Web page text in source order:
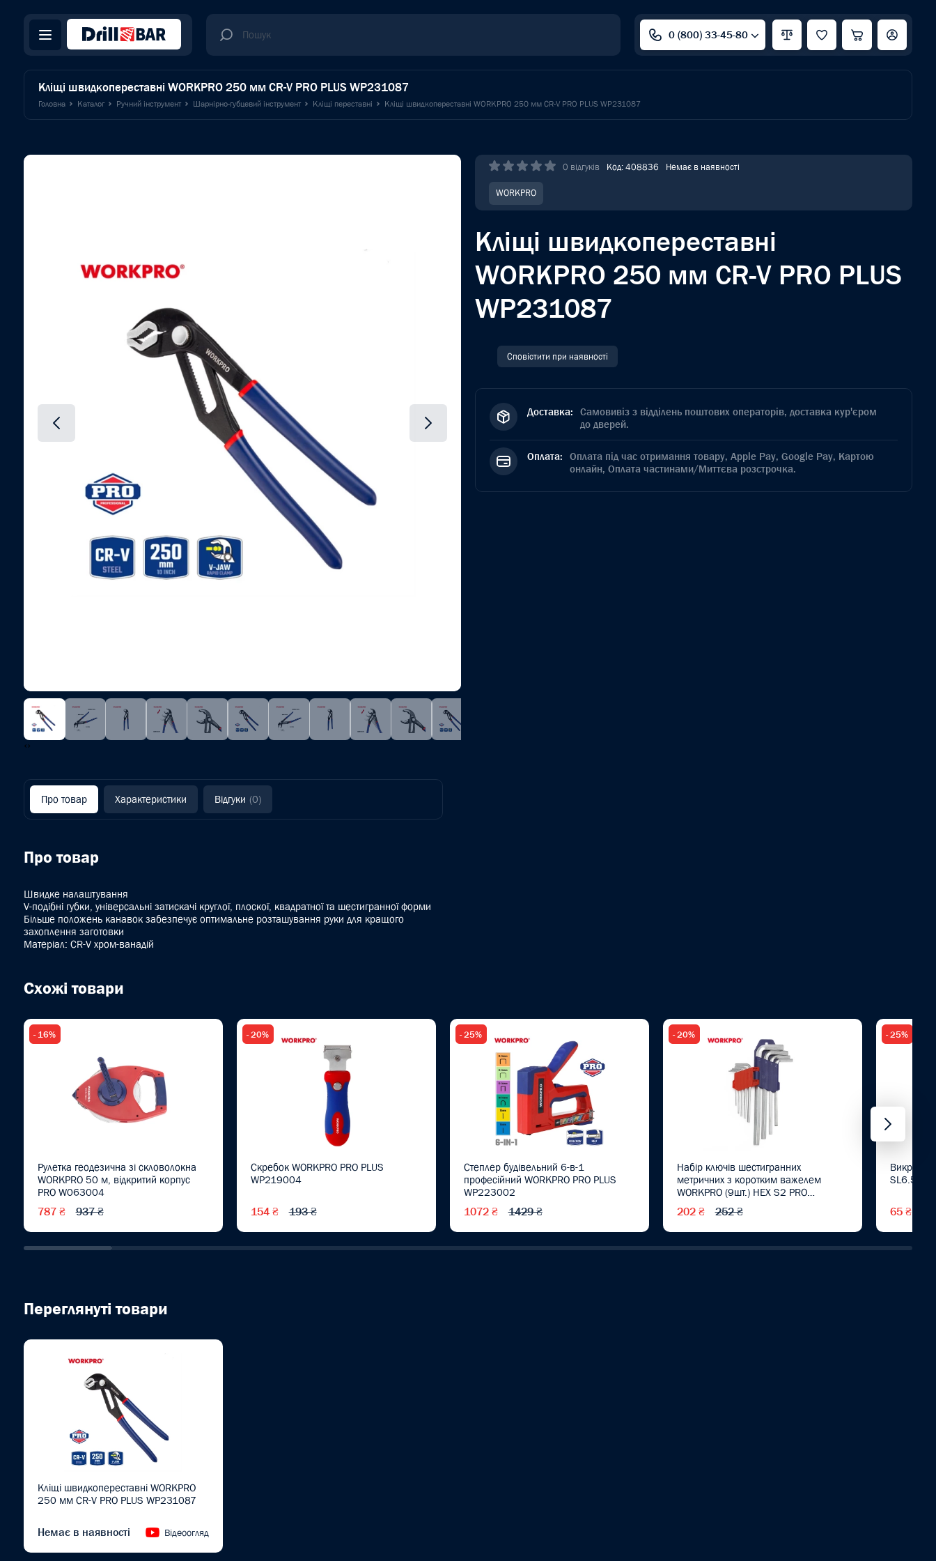
0 (800) 33-45-80
Кліщі швидкопереставні WORKPRO 250 мм CR-V PRO PLUS WP231087
Головна Каталог Ручний інструмент Шарнірно-губцевий інструмент Кліщі переставні Кліщі швидкопереставні WORKPRO 250 мм CR-V PRO PLUS WP231087
‹›
0 відгуків Код: 408836 Немає в наявності
WORKPRO
Кліщі швидкопереставні
WORKPRO 250 мм CR-V PRO PLUS
WP231087
Сповістити при наявності
Доставка: Самовивіз з відділень поштових операторів, доставка кур'єром
до дверей.
Оплата: Оплата під час отримання товару, Apple Pay, Google Pay, Картою
онлайн, Оплата частинами/Миттєва розстрочка.
Про товар Характеристики Відгуки (0)
Про товар
Швидке налаштування
V-подібні губки, універсальні затискачі круглої, плоскої, квадратної та шестигранної форми
Більше положень канавок забезпечує оптимальне розташування руки для кращого
захоплення заготовки
Матеріал: CR-V хром-ванадій
Схожі товари
- 16%
Рулетка геодезична зі скловолокна
WORKPRO 50 м, відкритий корпус
PRO W063004
787 ₴ 937 ₴
- 20%
Скребок WORKPRO PRO PLUS
WP219004
154 ₴ 193 ₴
- 25%
Степлер будівельний 6-в-1
професійний WORKPRO PRO PLUS
WP223002
1072 ₴ 1429 ₴
- 20%
Набір ключів шестигранних
метричних з коротким важелем
WORKPRO (9шт.) HEX S2 PRO
202 ₴ 252 ₴
- 25%
Викрутка
65 ₴
Переглянуті товари
Кліщі швидкопереставні WORKPRO
250 мм CR-V PRO PLUS WP231087
Немає в наявності Відеоогляд